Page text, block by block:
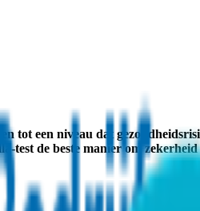
een niveau dat
de beste manier om